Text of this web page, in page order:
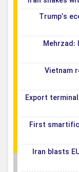
Trump’s
Vietnam
Export
First
Iran blasts